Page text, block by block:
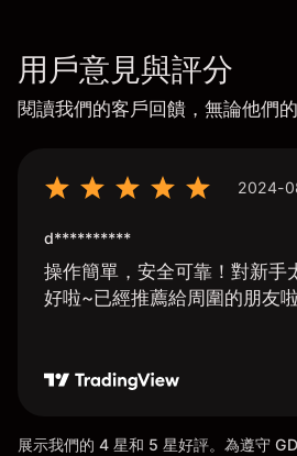
用戶意見與評分
閱讀我們的客戶回饋，無論他們
2024-
d**********
操作簡單，安全可靠！對新手
好啦~已經推薦給周圍的朋友啦
展示我們的 4 星和 5 星好評。為遵守